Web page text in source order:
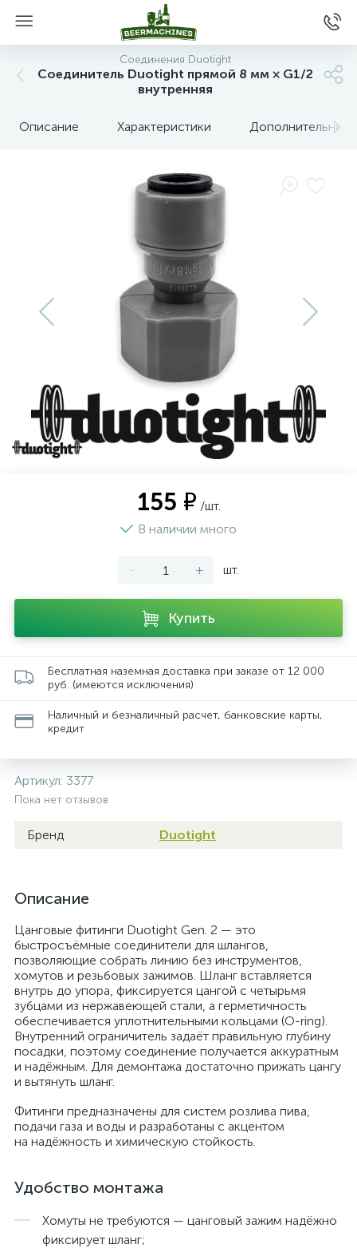
Соединения Duotight
Соединитель Duotight прямой 8 мм × G1/2
внутренняя
Описание Характеристики Дополнительные
155 ₽ /шт.
В наличии много
- + шт.
Купить
Бесплатная наземная доставка при заказе от 12 000
руб. (имеются исключения)
Наличный и безналичный расчет, банковские карты,
кредит
Артикул: 3377
Пока нет отзывов
Бренд Duotight
Описание
Цанговые фитинги Duotight Gen. 2 — это
быстросъёмные соединители для шлангов,
позволяющие собрать линию без инструментов,
хомутов и резьбовых зажимов. Шланг вставляется
внутрь до упора, фиксируется цангой с четырьмя
зубцами из нержавеющей стали, а герметичность
обеспечивается уплотнительными кольцами (O-ring).
Внутренний ограничитель задаёт правильную глубину
посадки, поэтому соединение получается аккуратным
и надёжным. Для демонтажа достаточно прижать цангу
и вытянуть шланг.
Фитинги предназначены для систем розлива пива,
подачи газа и воды и разработаны с акцентом
на надёжность и химическую стойкость.
Удобство монтажа
Хомуты не требуются — цанговый зажим надёжно
фиксирует шланг;